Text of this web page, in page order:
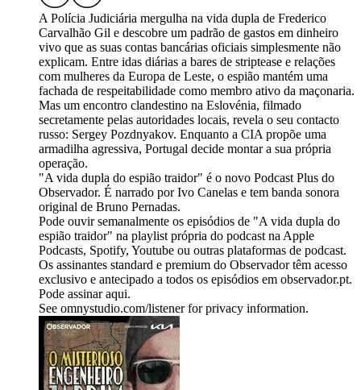
A Polícia Judiciária mergulha na vida dupla de Frederico
Carvalhão Gil e descobre um padrão de gastos em dinheiro
vivo que as suas contas bancárias oficiais simplesmente não
explicam. Entre idas diárias a bares de striptease e relações
com mulheres da Europa de Leste, o espião mantém uma
fachada de respeitabilidade como membro ativo da maçonaria.
Mas um encontro clandestino na Eslovénia, filmado
secretamente pelas autoridades locais, revela o seu contacto
russo: Sergey Pozdnyakov. Enquanto a CIA propõe uma
armadilha agressiva, Portugal decide montar a sua própria
operação.
"A vida dupla do espião traidor" é o novo Podcast Plus do
Observador. É narrado por Ivo Canelas e tem banda sonora
original de Bruno Pernadas.
Pode ouvir semanalmente os episódios de "A vida dupla do
espião traidor" na playlist própria do podcast na Apple
Podcasts, Spotify, Youtube ou outras plataformas de podcast.
Os assinantes standard e premium do Observador têm acesso
exclusivo e antecipado a todos os episódios em observador.pt.
Pode assinar aqui.
See omnystudio.com/listener for privacy information.